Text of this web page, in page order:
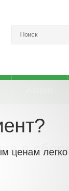
и аксессуары
в сборе
ценам легко